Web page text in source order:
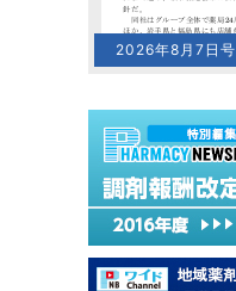
2026年8月7日号